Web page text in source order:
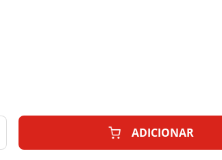
conforme o seu monitor.
ADICIONAR